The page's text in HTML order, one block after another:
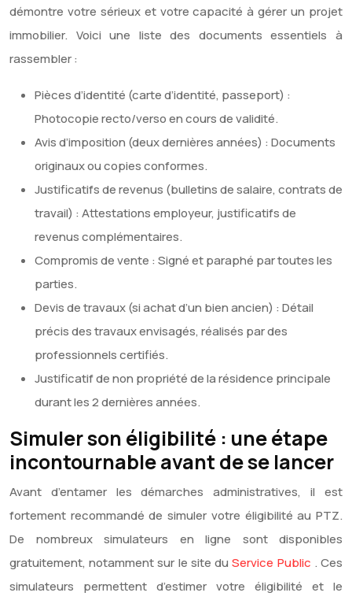
démontre votre sérieux et votre capacité à gérer un projet
immobilier. Voici une liste des documents essentiels à
rassembler :
Pièces d’identité (carte d’identité, passeport) :
Photocopie recto/verso en cours de validité.
Avis d’imposition (deux dernières années) : Documents
originaux ou copies conformes.
Justificatifs de revenus (bulletins de salaire, contrats de
travail) : Attestations employeur, justificatifs de
revenus complémentaires.
Compromis de vente : Signé et paraphé par toutes les
parties.
Devis de travaux (si achat d’un bien ancien) : Détail
précis des travaux envisagés, réalisés par des
professionnels certifiés.
Justificatif de non propriété de la résidence principale
durant les 2 dernières années.
Simuler son éligibilité : une étape
incontournable avant de se lancer
Avant d’entamer les démarches administratives, il est
fortement recommandé de simuler votre éligibilité au PTZ.
De nombreux simulateurs en ligne sont disponibles
gratuitement, notamment sur le site duService Public . Ces
simulateurs permettent d’estimer votre éligibilité et le